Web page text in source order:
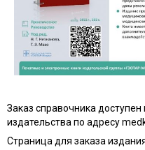
Заказ справочника
издательства по адресу
Страница для заказа